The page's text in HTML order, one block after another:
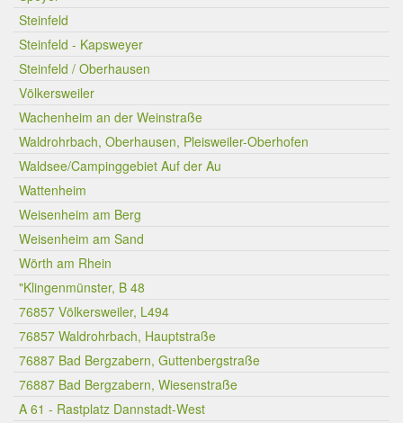
Steinfeld
Steinfeld - Kapsweyer
Steinfeld / Oberhausen
Völkersweiler
Wachenheim an der Weinstraße
Waldrohrbach, Oberhausen, Pleisweiler-Oberhofen
Waldsee/Campinggebiet Auf der Au
Wattenheim
Weisenheim am Berg
Weisenheim am Sand
Wörth am Rhein
"Klingenmünster, B 48
76857 Völkersweiler, L494
76857 Waldrohrbach, Hauptstraße
76887 Bad Bergzabern, Guttenbergstraße
76887 Bad Bergzabern, Wiesenstraße
A 61 - Rastplatz Dannstadt-West